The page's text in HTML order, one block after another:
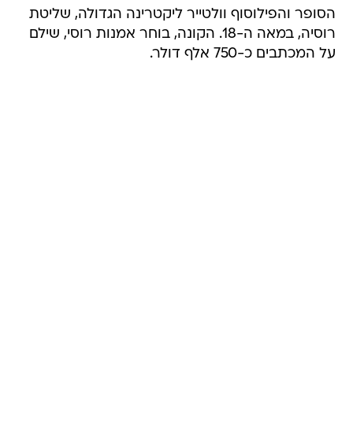
הסופר והפילוסוף וולטייר ליקטרינה הגדולה, שליטת
רוסיה, במאה ה-18. הקונה, בוחר אמנות רוסי, שילם
על המכתבים כ-750 אלף דולר.